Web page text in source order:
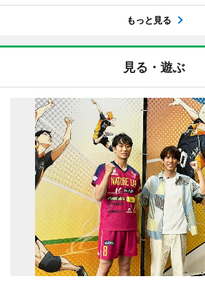
もっと見る
見る・遊ぶ